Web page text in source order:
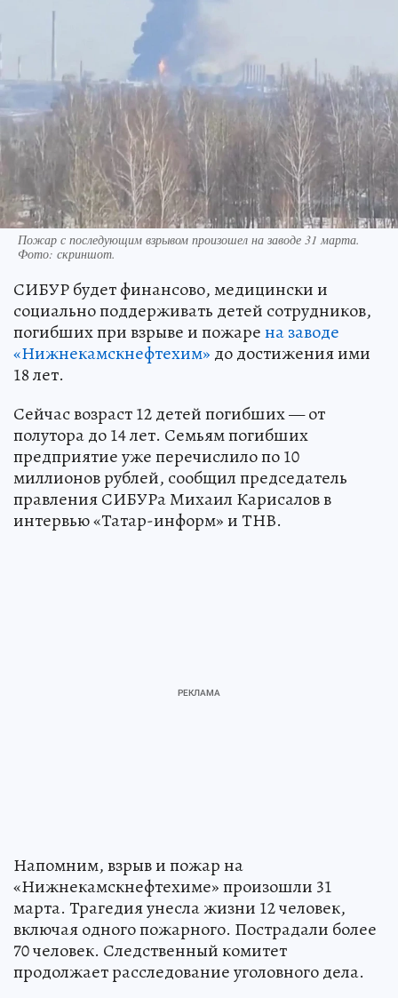
Пожар с последующим взрывом произошел на заводе 31 марта.
Фото: скриншот.
СИБУР будет финансово, медицински и
социально поддерживать детей сотрудников,
погибших при взрыве и пожарена заводе
«Нижнекамскнефтехим» до достижения ими
18 лет.
Сейчас возраст 12 детей погибших — от
полутора до 14 лет. Семьям погибших
предприятие уже перечислило по 10
миллионов рублей, сообщил председатель
правления СИБУРа Михаил Карисалов в
интервью «Татар-информ» и ТНВ.
Напомним, взрыв и пожар на
«Нижнекамскнефтехиме» произошли 31
марта. Трагедия унесла жизни 12 человек,
включая одного пожарного. Пострадали более
70 человек. Следственный комитет
продолжает расследование уголовного дела.